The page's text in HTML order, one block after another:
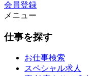
会員登録
メニュー
仕事を探す
お仕事検索
スペシャル求人